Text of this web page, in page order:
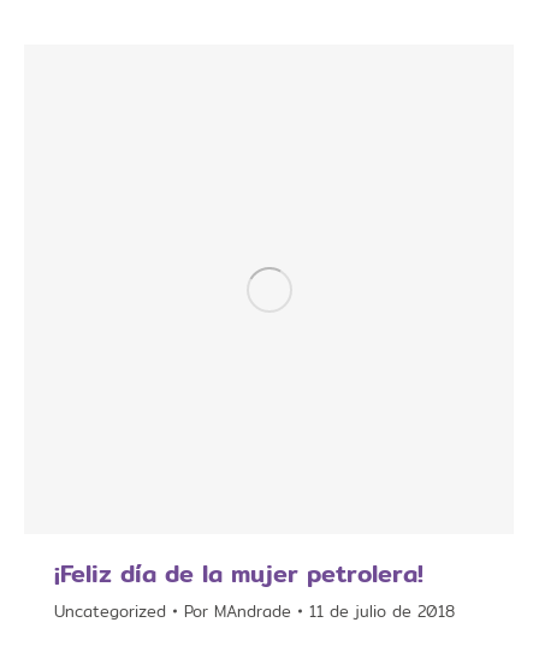
¡Feliz día de la mujer petrolera!
Uncategorized Por MAndrade 11 de julio de 2018